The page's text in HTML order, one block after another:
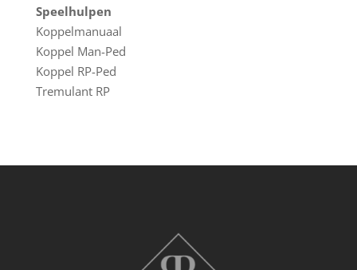
Speelhulpen
Koppelmanuaal
Koppel Man-Ped
Koppel RP-Ped
Tremulant RP